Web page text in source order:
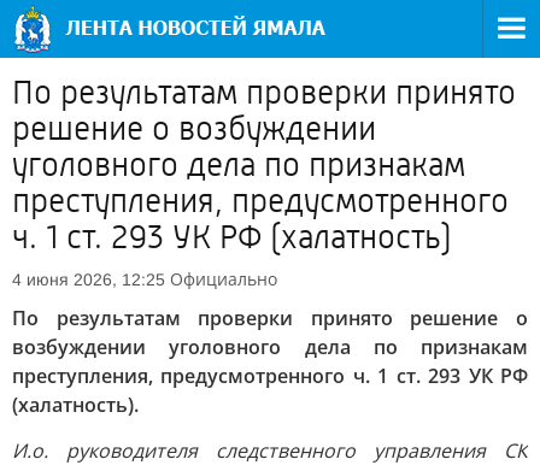
По результатам проверки принято
решение о возбуждении
уголовного дела по признакам
преступления, предусмотренного
ч. 1 ст. 293 УК РФ (халатность)
4 июня 2026, 12:25 Официально
По результатам проверки принято решение о
возбуждении уголовного дела по признакам
преступления, предусмотренного ч. 1 ст. 293 УК РФ
(халатность).
И.о. руководителя следственного управления СК